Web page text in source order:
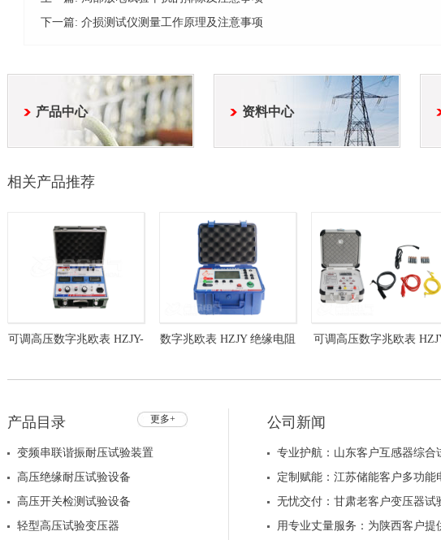
下一篇: 介损测试仪测量工作原理及注意事项
产品中心 资料中心
相关产品推荐
可调高压数字兆欧表 HZJY- 数字兆欧表 HZJY 绝缘电阻 可调高压数字兆欧表
更多+
产品目录
变频串联谐振耐压试验装置
高压绝缘耐压试验设备
高压开关检测试验设备
轻型高压试验变压器
公司新闻
专业护航：山东客户互感器综合
定制赋能：江苏储能客户多功能
无忧交付：甘肃老客户变压器试
用专业丈量服务：为陕西客户提